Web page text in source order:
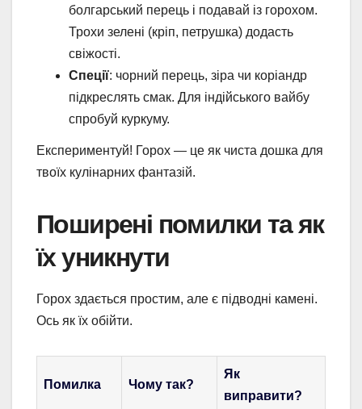
болгарський перець і подавай із горохом.
Трохи зелені (кріп, петрушка) додасть
свіжості.
Спеції: чорний перець, зіра чи коріандр
підкреслять смак. Для індійського вайбу
спробуй куркуму.
Експериментуй! Горох — це як чиста дошка для
твоїх кулінарних фантазій.
Поширені помилки та як
їх уникнути
Горох здається простим, але є підводні камені.
Ось як їх обійти.
Помилка Чому так?
Як
виправити?